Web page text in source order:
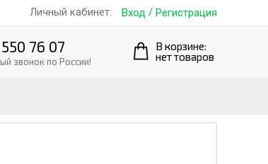
Личный кабинет: Вход / Регистрация
76 07
звонок по России!
В корзине:
нет товаров